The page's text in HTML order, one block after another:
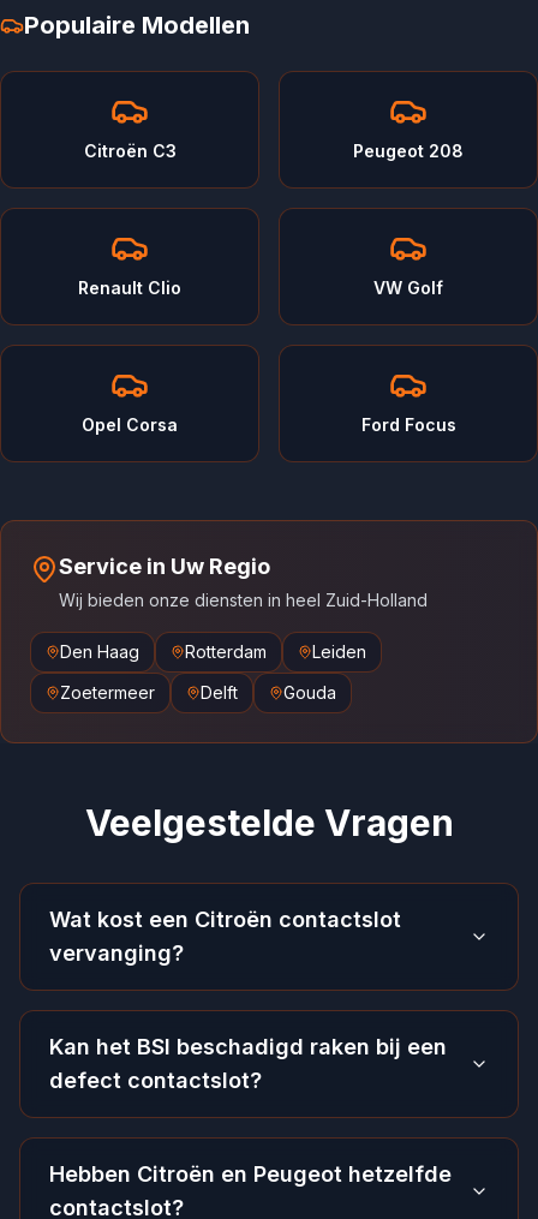
Populaire Modellen
Citroën C3 Peugeot 208
Renault Clio VW Golf
Opel Corsa Ford Focus
Service in Uw Regio
Wij bieden onze diensten in heel Zuid-Holland
Den Haag Rotterdam
Leiden
Zoetermeer
Delft Gouda
Veelgestelde Vragen
Wat kost een Citroën contactslot
vervanging?
Kan het BSI beschadigd raken bij een
defect contactslot?
Hebben Citroën en Peugeot hetzelfde
contactslot?